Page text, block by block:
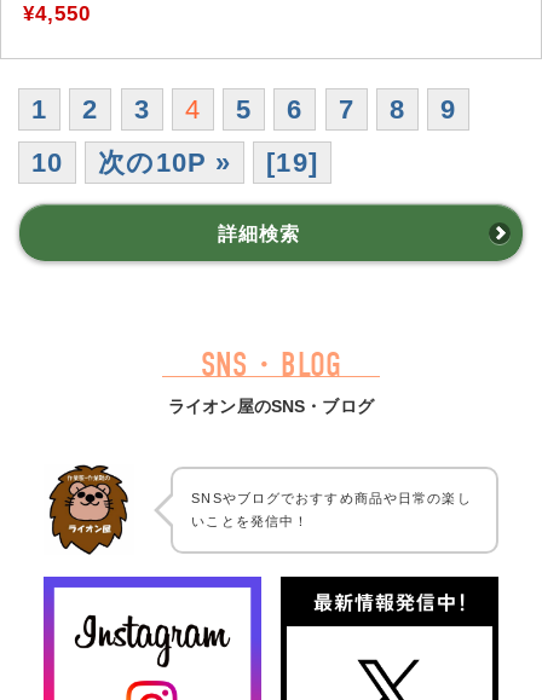
¥4,550
1 2 3 4 5 6 7 8
9
10
次の10P » [19]
詳細検索
SNS・BLOG
ライオン屋のSNS・ブログ
SNSやブログでおすすめ商品や日常の楽し
いことを発信中！